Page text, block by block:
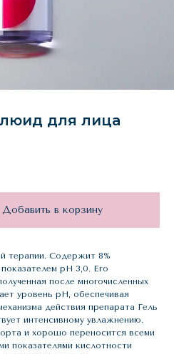
для лица
Добавить в корзину
терапии. Содержит 8%
рН 3,0. Его
после многочисленных
уровень рН, обеспечивая
действия препарата Гель
интенсивному увлажнению.
и хорошо переносится всеми
показателями кислотности